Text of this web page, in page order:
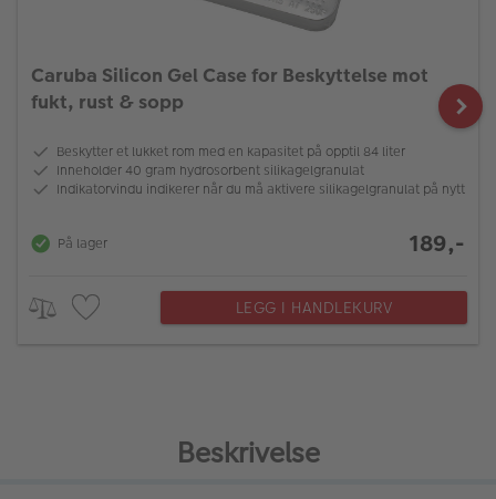
Caruba Silicon Gel Case for Beskyttelse mot
fukt, rust & sopp
Beskytter et lukket rom med en kapasitet på opptil 84 liter
Inneholder 40 gram hydrosorbent silikagelgranulat
Indikatorvindu indikerer når du må aktivere silikagelgranulat på nytt
På lager 189,-
LEGG I HANDLEKURV
Beskrivelse